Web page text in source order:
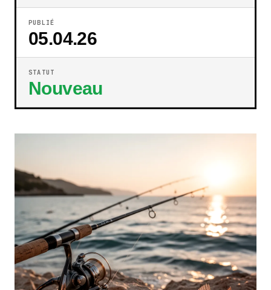
PUBLIÉ
05.04.26
STATUT
Nouveau